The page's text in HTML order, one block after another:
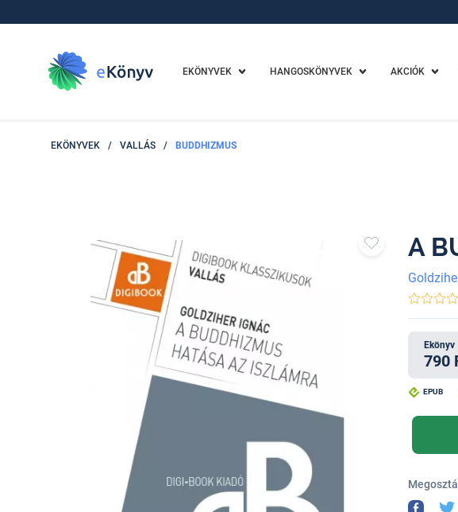
EKÖNYVEK HANGOSKÖNYVEK AKCIÓK
EKÖNYVEK / VALLÁS / BUDDHIZMUS
A
Ekönyv
790
EPUB